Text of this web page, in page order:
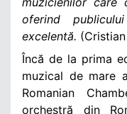
oferind
excelentă.
Încă de la prima
muzical de mare
Romanian
orchestră din